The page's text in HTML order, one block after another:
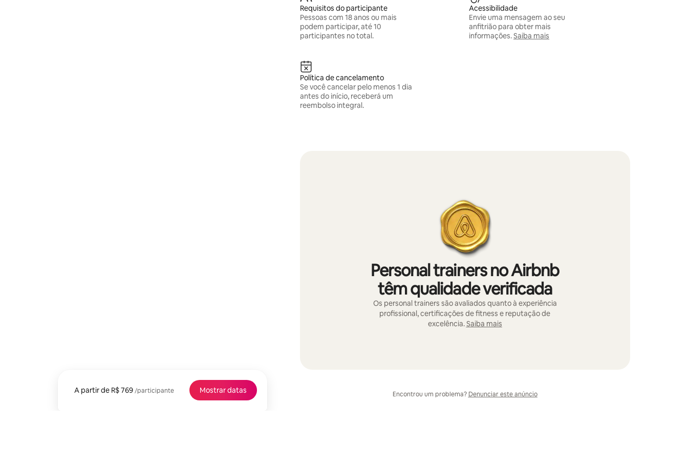
A partir de R$ 769 /participante
A partir de R$ 769 por participanteMostrar datas
Requisitos do participante
Pessoas com 18 anos ou mais
podem participar, até 10
participantes no total.
Acessibilidade
Envie uma mensagem ao seu
anfitrião para obter mais
informações.Saiba mais
Política de cancelamento
Se você cancelar pelo menos 1 dia
antes do início, receberá um
reembolso integral.
Personal trainers no Airbnb
têm qualidade verificada
Os personal trainers são avaliados quanto à experiência
profissional, certificações de fitness e reputação de
excelência.Saiba mais
Encontrou um problema? Denunciar este anúncio